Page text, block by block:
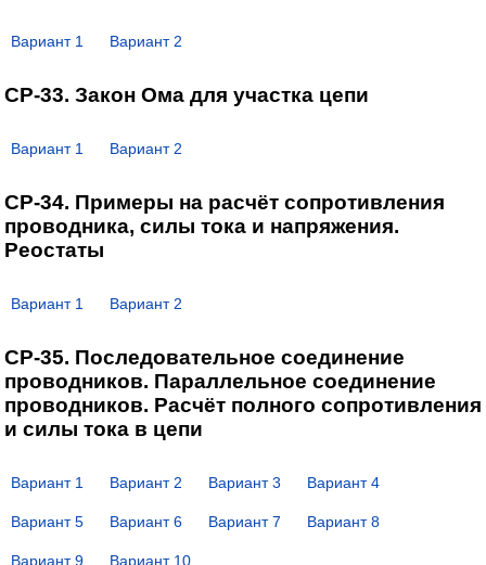
Вариант 1 Вариант 2
СР-33. Закон Ома для участка цепи
Вариант 1 Вариант 2
СР-34. Примеры на расчёт сопротивления
проводника, силы тока и напряжения.
Реостаты
Вариант 1 Вариант 2
СР-35. Последовательное соединение
проводников. Параллельное соединение
проводников. Расчёт полного сопротивления
и силы тока в цепи
Вариант 1 Вариант 2 Вариант 3 Вариант 4
Вариант 5 Вариант 6 Вариант 7 Вариант 8
Вариант 9 Вариант 10